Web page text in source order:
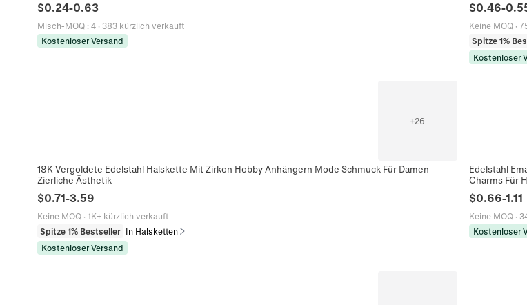
$0.24-0.63
Misch-MOQ: 4· 383 kürzlich verkauft
Kostenloser Versand
$0.46-
Keine MOQ ·
Spitze 1%
Kostenloser
+26
18K Vergoldete Edelstahl Halskette Mit Zirkon Hobby Anhängern Mode Schmuck Für Damen
Zierliche Ästhetik
$0.71-3.59
Keine MOQ· 1K+ kürzlich verkauft
Spitze 1% Bestseller In Halsketten
Kostenloser Versand
Edelstahl
Charms Für
$0.66-1.11
Keine MOQ ·
Kostenloser